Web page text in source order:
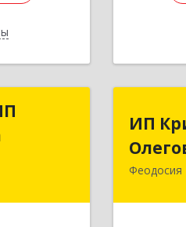
(ИП
ИП
Феодосия